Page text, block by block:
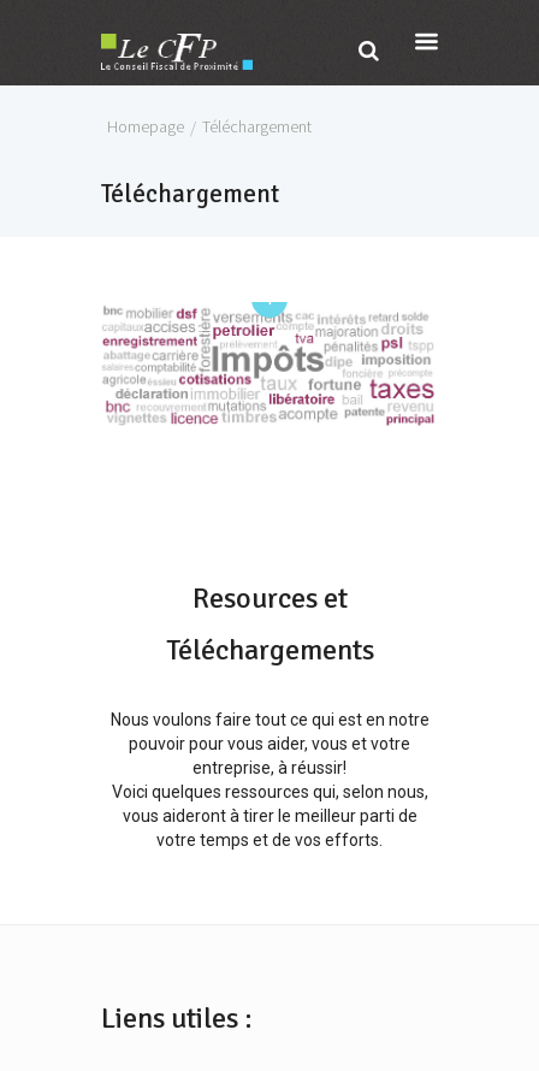
Homepage Téléchargement
Téléchargement
Resources et
Téléchargements
Nous voulons faire tout ce qui est en notre
pouvoir pour vous aider, vous et votre
entreprise, à réussir!
Voici quelques ressources qui, selon nous,
vous aideront à tirer le meilleur parti de
votre temps et de vos efforts.
Liens utiles :